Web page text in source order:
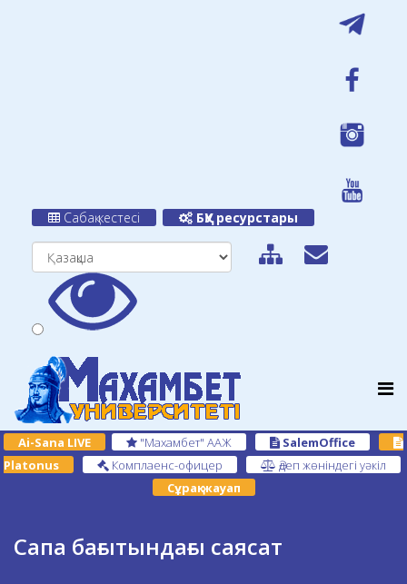
Сабақ кестесі БҚУ ресурстары
Ai-Sana LIVE "Махамбет" ААЖ
SalemOffice
Platonus
Комплаенс-офицер
Әдеп жөніндегі уәкіл
Сұрақ-жауап
Сапа бағытындағы саясат